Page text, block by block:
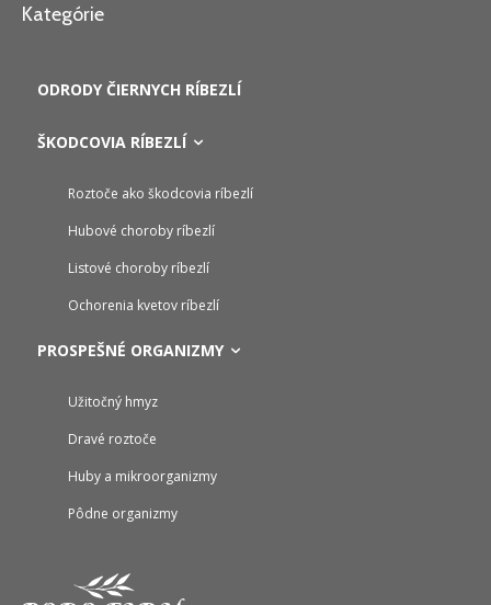
Kategórie
ODRODY ČIERNYCH RÍBEZLÍ
ŠKODCOVIA RÍBEZLÍ
Roztoče ako škodcovia ríbezlí
Hubové choroby ríbezlí
Listové choroby ríbezlí
Ochorenia kvetov ríbezlí
PROSPEŠNÉ ORGANIZMY
Užitočný hmyz
Dravé roztoče
Huby a mikroorganizmy
Pôdne organizmy